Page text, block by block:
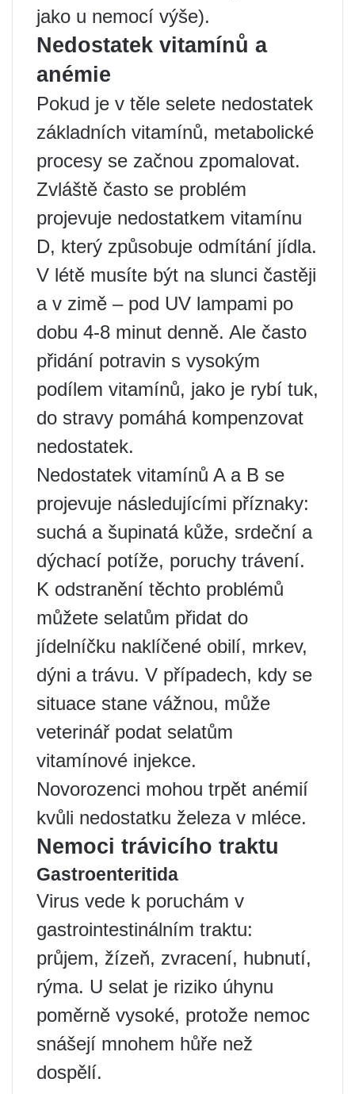
jako u nemocí výše).
Nedostatek vitamínů a
anémie
Pokud je v těle selete nedostatek
základních vitamínů, metabolické
procesy se začnou zpomalovat.
Zvláště často se problém
projevuje nedostatkem vitamínu
D, který způsobuje odmítání jídla.
V létě musíte být na slunci častěji
a v zimě – pod UV lampami po
dobu 4-8 minut denně. Ale často
přidání potravin s vysokým
podílem vitamínů, jako je rybí tuk,
do stravy pomáhá kompenzovat
nedostatek.
Nedostatek vitamínů A a B se
projevuje následujícími příznaky:
suchá a šupinatá kůže, srdeční a
dýchací potíže, poruchy trávení.
K odstranění těchto problémů
můžete selatům přidat do
jídelníčku naklíčené obilí, mrkev,
dýni a trávu. V případech, kdy se
situace stane vážnou, může
veterinář podat selatům
vitamínové injekce.
Novorozenci mohou trpět anémií
kvůli nedostatku železa v mléce.
Nemoci trávicího traktu
Gastroenteritida
Virus vede k poruchám v
gastrointestinálním traktu:
průjem, žízeň, zvracení, hubnutí,
rýma. U selat je riziko úhynu
poměrně vysoké, protože nemoc
snášejí mnohem hůře než
dospělí.